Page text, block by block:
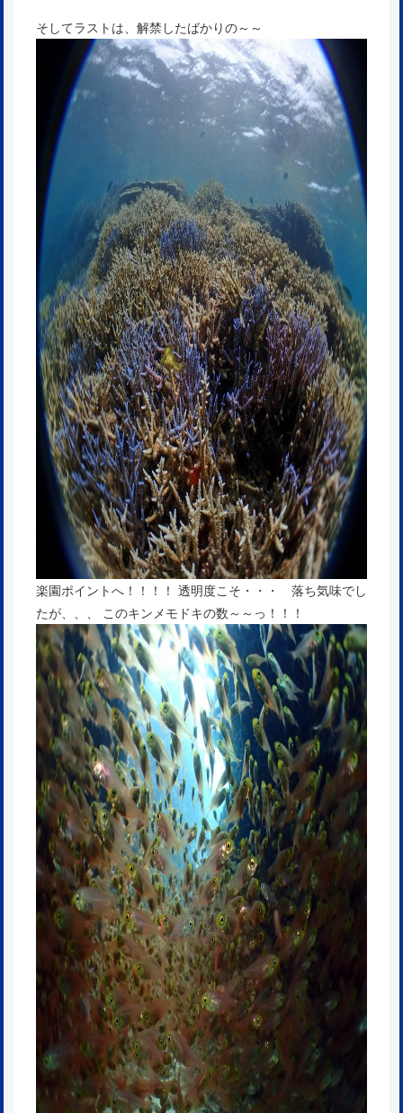
そしてラストは、解禁したばかりの～～
楽園ポイントへ！！！！ 透明度こそ・・・ 落ち気味でし
たが、、、 このキンメモドキの数～～っ！！！